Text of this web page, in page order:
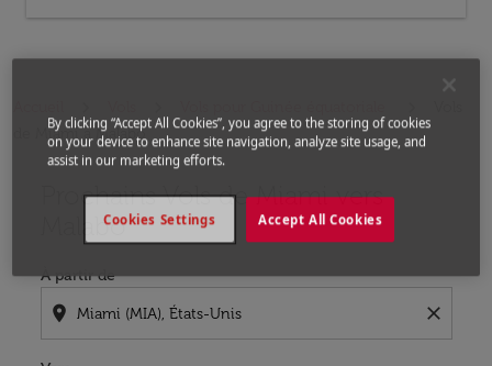
de Miami a Malabo
Prochains Vols de Miami vers
Malabo
À partir de
location_on close
Aucun tarif trouvé pour les options populaires
By clicking “Accept All Cookies”, you agree to the storing of cookies
on your device to enhance site navigation, analyze site usage, and
assist in our marketing efforts.
Accept All Cookies
Cookies Settings